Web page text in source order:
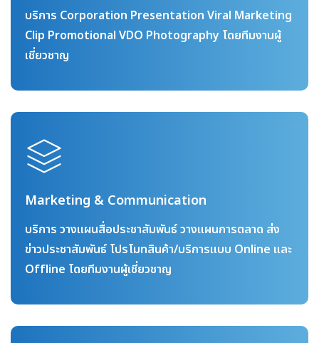
บริการ Corporation Presentation Viral Marketing
Clip Promotional VDO Photography โดยทีมงานผู้
เชี่ยวชาญ
Marketing & Communication
บริการ วางแผนสื่อประชาสัมพันธ์ วางแผนการตลาด ส่ง
ข่าวประชาสัมพันธ์ โปรโมทสินค้า/บริการแบบ Online และ
Offline โดยทีมงานผู้เชี่ยวชาญ